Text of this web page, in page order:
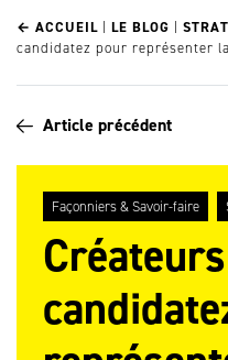
← ACCUEIL LE BLOG
candidatez pour représenter
Article précédent
Façonniers & Savoir-faire